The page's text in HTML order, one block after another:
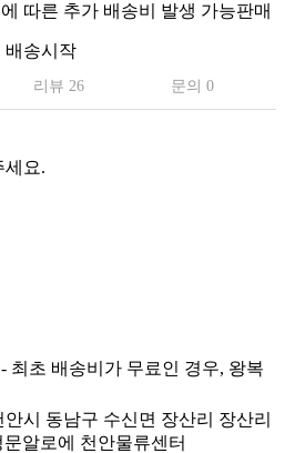
따른 추가 배송비 발생 가능판매
배송시작
리뷰 26 문의 0
세요.
최초 배송비가 무료인 경우, 왕복
안시 동남구 수신면 장산리 장산리
문알로에 천안물류센터